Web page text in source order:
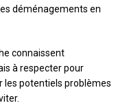
déménagements en
connaissent
à respecter pour
les potentiels problèmes